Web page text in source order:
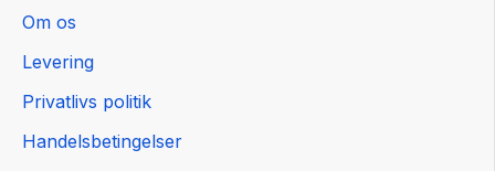
Om os
Levering
Privatlivs politik
Handelsbetingelser